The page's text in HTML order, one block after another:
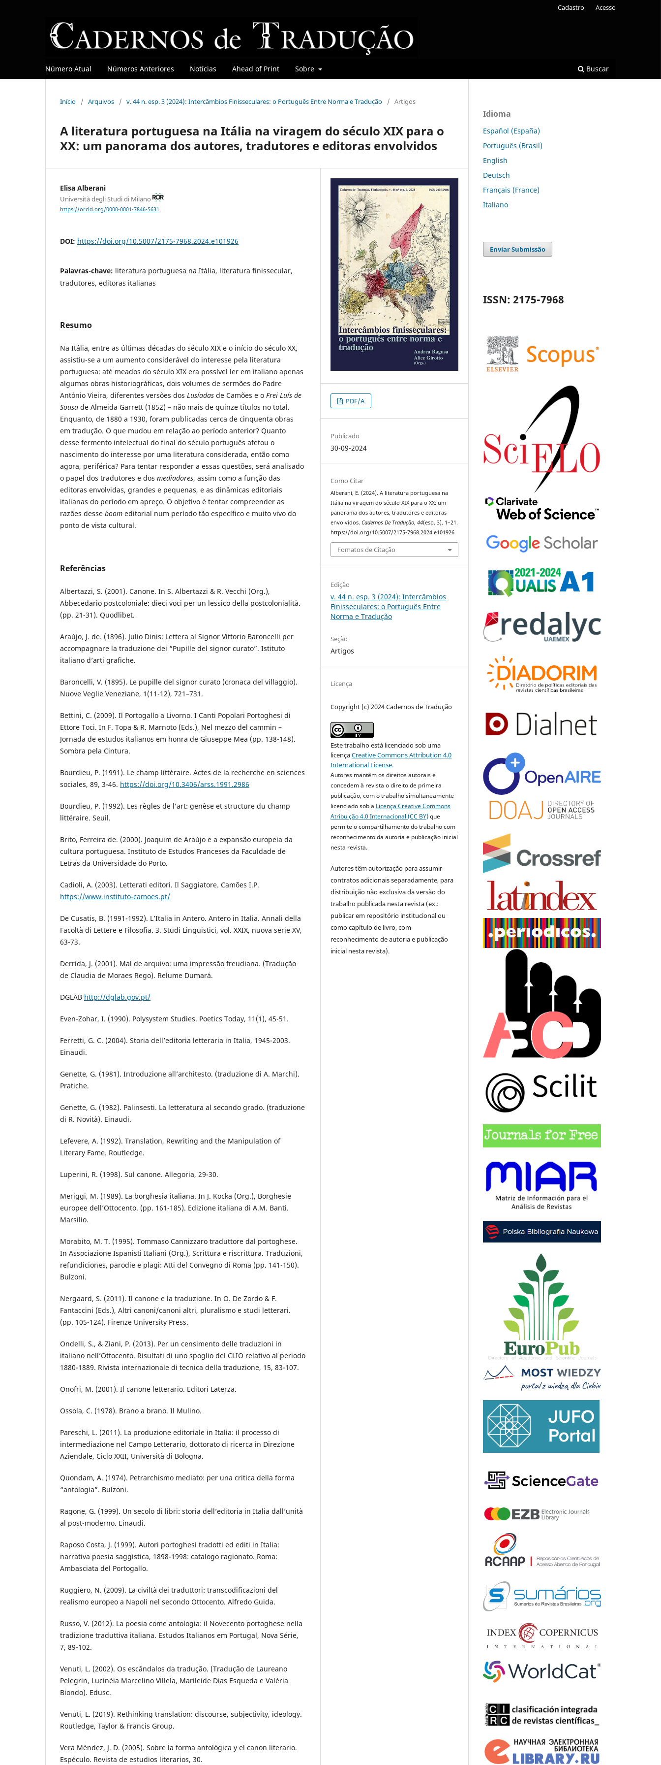
Número Atual Números Anteriores Notícias Ahead of Print Sobre Buscar
Cadastro Acesso
Início / Arquivos / v. 44 n. esp. 3 (2024): Intercâmbios Finisseculares: o Português Entre Norma e Tradução / Artigos
A literatura portuguesa na Itália na viragem do século XIX para o
XX: um panorama dos autores, tradutores e editoras envolvidos
Elisa Alberani
Università degli Studi di Milano
https://orcid.org/0000-0001-7846-5631
DOI: https://doi.org/10.5007/2175-7968.2024.e101926
Palavras-chave: literatura portuguesa na Itália, literatura finissecular,
tradutores, editoras italianas
Resumo
Na Itália, entre as últimas décadas do século XIX e o início do século XX,
assistiu-se a um aumento considerável do interesse pela literatura
portuguesa: até meados do século XIX era possível ler em italiano apenas
algumas obras historiográficas, dois volumes de sermões do Padre
António Vieira, diferentes versões dos Lusíadas de Camões e o Frei Luís de
Sousa de Almeida Garrett (1852) – não mais de quinze títulos no total.
Enquanto, de 1880 a 1930, foram publicadas cerca de cinquenta obras
em tradução. O que mudou em relação ao período anterior? Quanto
desse fermento intelectual do final do século português afetou o
nascimento do interesse por uma literatura considerada, então como
agora, periférica? Para tentar responder a essas questões, será analisado
o papel dos tradutores e dos mediadores, assim como a função das
editoras envolvidas, grandes e pequenas, e as dinâmicas editoriais
italianas do período em apreço. O objetivo é tentar compreender as
razões desse boom editorial num período tão específico e muito vivo do
ponto de vista cultural.
Referências
Albertazzi, S. (2001). Canone. In S. Albertazzi & R. Vecchi (Org.),
Abbecedario postcoloniale: dieci voci per un lessico della postcolonialità.
(pp. 21-31). Quodlibet.
Araújo, J. de. (1896). Julio Dinis: Lettera al Signor Vittorio Baroncelli per
accompagnare la traduzione dei “Pupille del signor curato”. Istituto
italiano d’arti grafiche.
Baroncelli, V. (1895). Le pupille del signor curato (cronaca del villaggio).
Nuove Veglie Veneziane, 1(11-12), 721–731.
Bettini, C. (2009). Il Portogallo a Livorno. I Canti Popolari Portoghesi di
Ettore Toci. In F. Topa & R. Marnoto (Eds.), Nel mezzo del cammin –
Jornada de estudos italianos em honra de Giuseppe Mea (pp. 138-148).
Sombra pela Cintura.
Bourdieu, P. (1991). Le champ littéraire. Actes de la recherche en sciences
sociales, 89, 3-46. https://doi.org/10.3406/arss.1991.2986
Bourdieu, P. (1992). Les règles de l’art: genèse et structure du champ
littéraire. Seuil.
Brito, Ferreira de. (2000). Joaquim de Araújo e a expansão europeia da
cultura portuguesa. Instituto de Estudos Franceses da Faculdade de
Letras da Universidade do Porto.
Cadioli, A. (2003). Letterati editori. Il Saggiatore. Camões I.P.
https://www.instituto-camoes.pt/
De Cusatis, B. (1991-1992). L’Italia in Antero. Antero in Italia. Annali della
Facoltà di Lettere e Filosofia. 3. Studi Linguistici, vol. XXIX, nuova serie XV,
63-73.
Derrida, J. (2001). Mal de arquivo: uma impressão freudiana. (Tradução
de Claudia de Moraes Rego). Relume Dumará.
DGLAB http://dglab.gov.pt/
Even-Zohar, I. (1990). Polysystem Studies. Poetics Today, 11(1), 45-51.
Ferretti, G. C. (2004). Storia dell’editoria letteraria in Italia, 1945-2003.
Einaudi.
Genette, G. (1981). Introduzione all’architesto. (traduzione di A. Marchi).
Pratiche.
Genette, G. (1982). Palinsesti. La letteratura al secondo grado. (traduzione
di R. Novità). Einaudi.
Lefevere, A. (1992). Translation, Rewriting and the Manipulation of
Literary Fame. Routledge.
Luperini, R. (1998). Sul canone. Allegoria, 29-30.
Meriggi, M. (1989). La borghesia italiana. In J. Kocka (Org.), Borghesie
europee dell’Ottocento. (pp. 161-185). Edizione italiana di A.M. Banti.
Marsilio.
Morabito, M. T. (1995). Tommaso Cannizzaro traduttore dal portoghese.
In Associazione Ispanisti Italiani (Org.), Scrittura e riscrittura. Traduzioni,
refundiciones, parodie e plagi: Atti del Convegno di Roma (pp. 141-150).
Bulzoni.
Nergaard, S. (2011). Il canone e la traduzione. In O. De Zordo & F.
Fantaccini (Eds.), Altri canoni/canoni altri, pluralismo e studi letterari.
(pp. 105-124). Firenze University Press.
Ondelli, S., & Ziani, P. (2013). Per un censimento delle traduzioni in
italiano nell’Ottocento. Risultati di uno spoglio del CLIO relativo al periodo
1880-1889. Rivista internazionale di tecnica della traduzione, 15, 83-107.
Onofri, M. (2001). Il canone letterario. Editori Laterza.
Ossola, C. (1978). Brano a brano. Il Mulino.
Pareschi, L. (2011). La produzione editoriale in Italia: il processo di
intermediazione nel Campo Letterario, dottorato di ricerca in Direzione
Aziendale, Ciclo XXII, Università di Bologna.
Quondam, A. (1974). Petrarchismo mediato: per una critica della forma
“antologia”. Bulzoni.
Ragone, G. (1999). Un secolo di libri: storia dell’editoria in Italia dall’unità
al post-moderno. Einaudi.
Raposo Costa, J. (1999). Autori portoghesi tradotti ed editi in Italia:
narrativa poesia saggistica, 1898-1998: catalogo ragionato. Roma:
Ambasciata del Portogallo.
Ruggiero, N. (2009). La civiltà dei traduttori: transcodificazioni del
realismo europeo a Napoli nel secondo Ottocento. Alfredo Guida.
Russo, V. (2012). La poesia come antologia: il Novecento portoghese nella
tradizione traduttiva italiana. Estudos Italianos em Portugal, Nova Série,
7, 89-102.
Venuti, L. (2002). Os escândalos da tradução. (Tradução de Laureano
Pelegrin, Lucinéia Marcelino Villela, Marileide Dias Esqueda e Valéria
Biondo). Edusc.
Venuti, L. (2019). Rethinking translation: discourse, subjectivity, ideology.
Routledge, Taylor & Francis Group.
Vera Méndez, J. D. (2005). Sobre la forma antológica y el canon literario.
Espéculo. Revista de estudios literarios, 30.
PDF/A
Publicado
30-09-2024
Como Citar
Alberani, E. (2024). A literatura portuguesa na
Itália na viragem do século XIX para o XX: um
panorama dos autores, tradutores e editoras
envolvidos.Cadernos De Tradução,44(esp. 3), 1–21.
https://doi.org/10.5007/2175-7968.2024.e101926
Fomatos de Citação
Edição
v. 44 n. esp. 3 (2024): Intercâmbios
Finisseculares: o Português Entre
Norma e Tradução
Seção
Artigos
Licença
Copyright (c) 2024 Cadernos de Tradução
Este trabalho está licenciado sob uma
licençaCreative Commons Attribution 4.0
International License.
Autores mantêm os direitos autorais e
concedem à revista o direito de primeira
publicação, com o trabalho simultaneamente
licenciado sob a Licença Creative Commons
Atribuição 4.0 Internacional (CC BY)que
permite o compartilhamento do trabalho com
reconhecimento da autoria e publicação inicial
nesta revista.
Autores têm autorização para assumir
contratos adicionais separadamente, para
distribuição não exclusiva da versão do
trabalho publicada nesta revista (ex.:
publicar em repositório institucional ou
como capítulo de livro, com
reconhecimento de autoria e publicação
inicial nesta revista).
Idioma
Español (España)
Português (Brasil)
English
Deutsch
Français (France)
Italiano
Enviar Submissão
ISSN: 2175-7968